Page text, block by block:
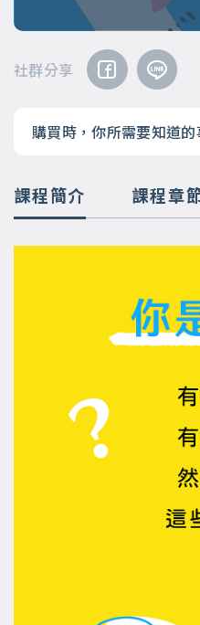
購買時，你所需要知道
社群分享
課程簡介 課程章